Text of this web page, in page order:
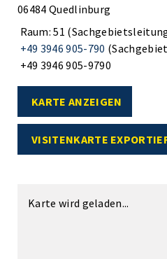
06484 Quedlinburg
Raum: 51
+49 3946 905-790
+49 3946 905-9790
KARTE ANZEIGEN
VISITENKARTE
Karte wird geladen...